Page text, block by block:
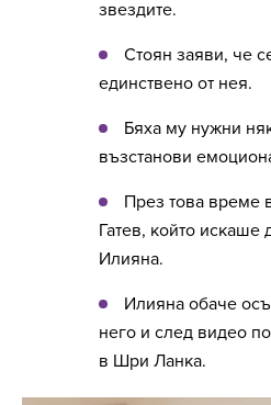
звездите.
Стоян заяви, че
единствено от нея.
Бяха му нужни
възстанови
През това време
Гатев, който искаше
Илияна.
Илияна обаче
него и след видео
в Шри Ланка.